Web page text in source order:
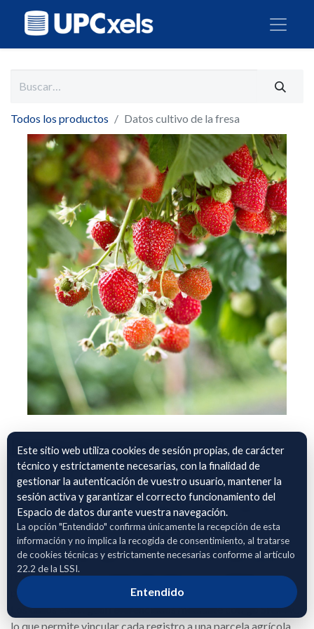
Todos los productos Datos cultivo de la fresa
Datos cultivo de la fresa
Este dataset procede de una empresa especializada en la
consultoría y el asesoramiento de explotaciones agrícolas,
con acceso a información de toda la cadena de valor del
negocio.
En este primer conjunto de datos se aportan datos sobre los
rendimientos del cultivo de la fresa, así como información
relacionada con su manejo agronómico y las distintas
prácticas realizadas en campo.
Los datos están georreferenciados mediante código SIGPAC,
lo que permite vincular cada registro a una parcela agrícola
Este sitio web utiliza cookies de sesión propias, de carácter
técnico y estrictamente necesarias, con la finalidad de
gestionar la autenticación de vuestro usuario, mantener la
sesión activa y garantizar el correcto funcionamiento del
Espacio de datos durante vuestra navegación.
La opción "Entendido" confirma únicamente la recepción de esta
información y no implica la recogida de consentimiento, al tratarse
de cookies técnicas y estrictamente necesarias conforme al artículo
22.2 de la LSSI.
Entendido